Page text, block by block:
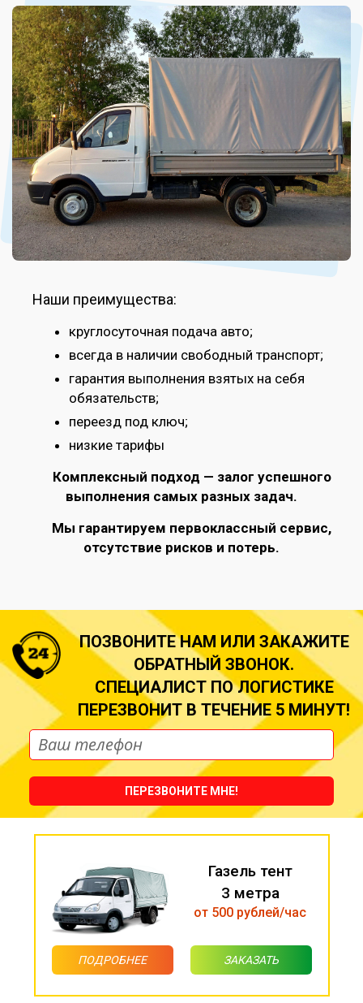
Наши преимущества:
круглосуточная подача авто;
всегда в наличии свободный транспорт;
гарантия выполнения взятых на себя
обязательств;
переезд под ключ;
низкие тарифы
Комплексный подход — залог успешного
выполнения самых разных задач.
Мы гарантируем первоклассный сервис,
отсутствие рисков и потерь.
ПОЗВОНИТЕ НАМ ИЛИ ЗАКАЖИТЕ
ОБРАТНЫЙ ЗВОНОК.
СПЕЦИАЛИСТ ПО ЛОГИСТИКЕ
ПЕРЕЗВОНИТ В ТЕЧЕНИЕ 5 МИНУТ!
ПЕРЕЗВОНИТЕ МНЕ!
Газель тент
3 метра
от 500 рублей/час
ПОДРОБНЕЕ ЗАКАЗАТЬ